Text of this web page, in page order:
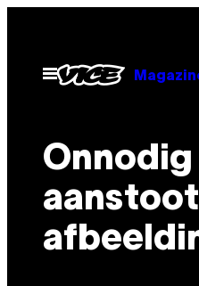
Open
menu
Onnodig